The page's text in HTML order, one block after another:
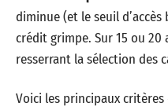
diminue (et le seuil
crédit grimpe. Sur 15 ou 20
resserrant la sélection des
Voici les principaux critères